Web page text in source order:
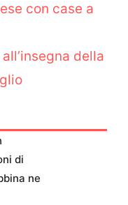
con case a
della
di
ne